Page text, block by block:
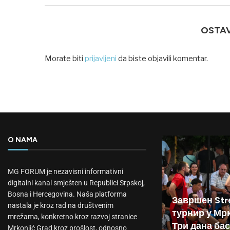
Morate biti prijavljeni da biste objavili komentar.
O NAMA
MG FORUM je nezavisni informativni
digitalni kanal smješten u Republici Srpskoj,
Bosna i Hercegovina. Naša platforma
nastala je kroz rad na društvenim
mrežama, konkretno kroz razvoj stranice
Mrkonjić Grad kroz prošlost, odnosno
Завршен
турнир у
Три дана